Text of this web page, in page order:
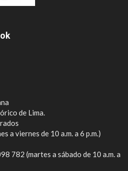
de Lima.
a viernes de 10 a.m. a 6 p.m.)
782 (martes a sábado de 10 a.m. a